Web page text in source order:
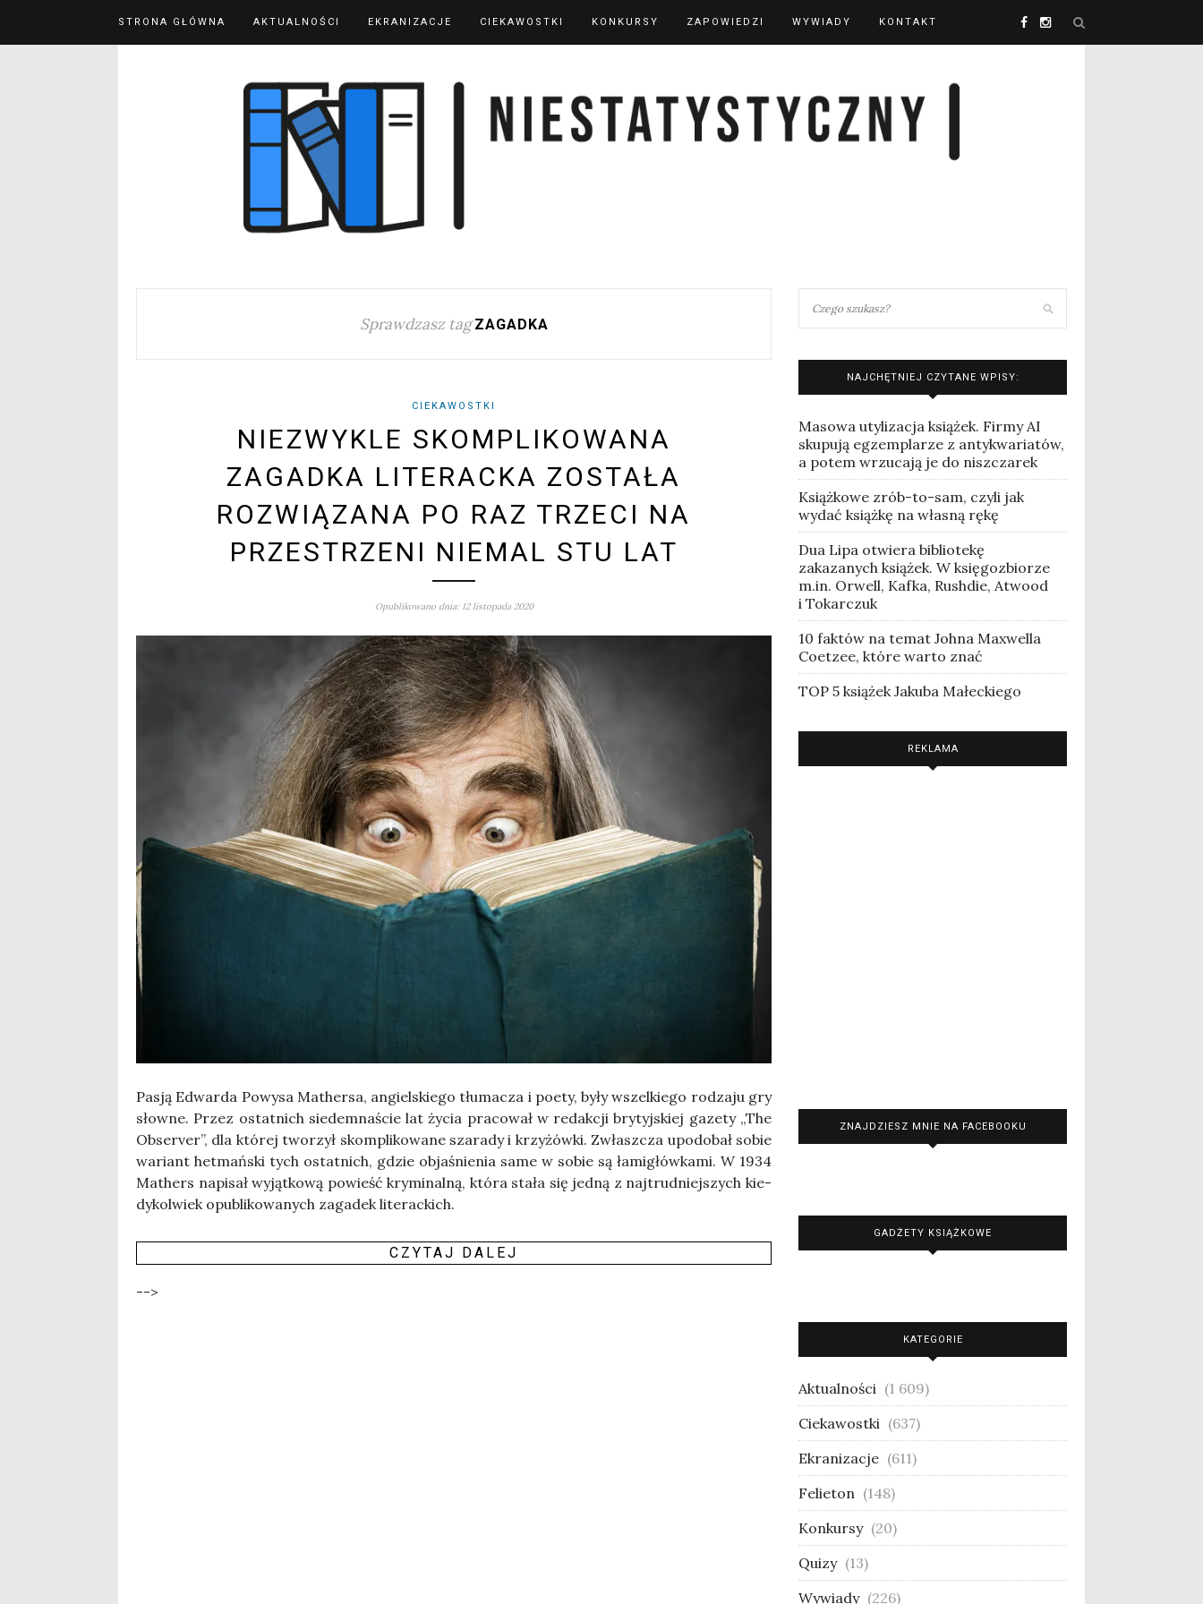
STRONA GŁÓWNA AKTUALNOŚCI EKRANIZACJE CIEKAWOSTKI KONKURSY ZAPOWIEDZI WYWIADY KONTAKT
Sprawdzasz tag ZAGADKA
CIEKAWOSTKI
NIEZWYKLE SKOMPLIKOWANA
ZAGADKA LITERACKA ZOSTAŁA
ROZWIĄZANA PO RAZ TRZECI NA
PRZESTRZENI NIEMAL STU LAT
Opublikowano dnia: 12 listopada 2020
Pasją Edwar­da Powy­sa Mather­sa, angiel­skie­go tłu­ma­cza i poety, były wszel­kie­go rodza­ju gry
słow­ne. Przez ostat­nich sie­dem­na­ście lat życia pra­co­wał w redak­cji bry­tyj­skiej gaze­ty „The
Obse­rver”, dla któ­rej two­rzył skom­pli­ko­wa­ne sza­ra­dy i krzy­żów­ki. Zwłasz­cza upodo­bał sobie
wariant het­mań­ski tych ostat­nich, gdzie obja­śnie­nia same w sobie są łami­głów­ka­mi. W 1934
Mathers napi­sał wyjąt­ko­wą powieść kry­mi­nal­ną, któ­ra sta­ła się jed­ną z naj­trud­niej­szych kie­
dy­kol­wiek opu­bli­ko­wa­nych zaga­dek lite­rac­kich.
CZY­TAJ DALEJ
-->
NAJCHĘTNIEJ CZYTANE WPISY:
Masowa utylizacja książek. Firmy AI
skupują egzemplarze z antykwariatów,
a potem wrzucają je do niszczarek
Książkowe zrób-to-sam, czyli jak
wydać książkę na własną rękę
Dua Lipa otwiera bibliotekę
zakazanych książek. W księgozbiorze
m.in. Orwell, Kafka, Rushdie, Atwood
i Tokarczuk
10 faktów na temat Johna Maxwella
Coetzee, które warto znać
TOP 5 książek Jakuba Małeckiego
REKLAMA
ZNAJDZIESZ MNIE NA FACEBOOKU
GADŻETY KSIĄŻKOWE
KATEGORIE
Aktualności (1 609)
Ciekawostki (637)
Ekranizacje (611)
Felieton (148)
Konkursy (20)
Quizy (13)
Wywiady (226)